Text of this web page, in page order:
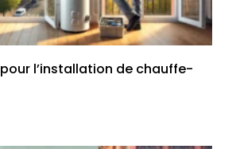
l’installation de chauffe-